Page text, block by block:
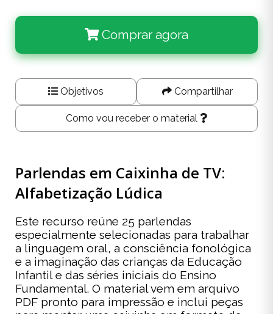
Comprar agora
Objetivos Compartilhar
Como vou receber o material
Parlendas em Caixinha de TV:
Alfabetização Lúdica
Este recurso reúne 25 parlendas
especialmente selecionadas para trabalhar
a linguagem oral, a consciência fonológica
e a imaginação das crianças da Educação
Infantil e das séries iniciais do Ensino
Fundamental. O material vem em arquivo
PDF pronto para impressão e inclui peças